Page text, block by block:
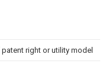
right or utility model